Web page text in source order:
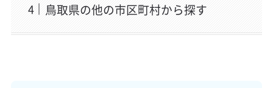
鳥取県の他の市区町村から探す